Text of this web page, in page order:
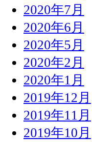
2020年7月
2020年6月
2020年5月
2020年2月
2020年1月
2019年12月
2019年11月
2019年10月